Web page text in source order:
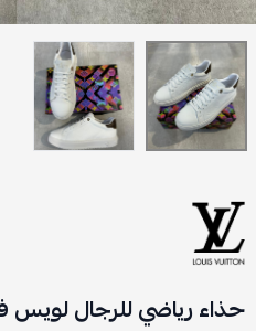
حذاء رياضي للرجال